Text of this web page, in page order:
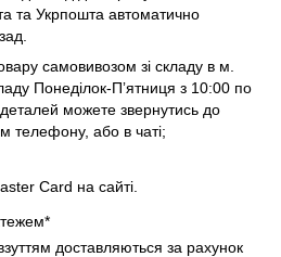
та Укрпошта автоматично
самовивозом зі складу в м.
Понеділок-Пʼятниця з 10:00 по
можете звернутись до
телефону, або в чаті;
Card на сайті.
доставляються за рахунок